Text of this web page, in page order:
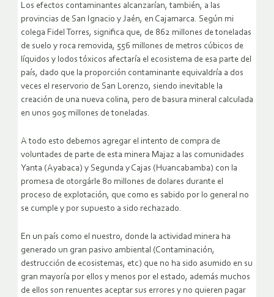
Los efectos contaminantes alcanzarían, también, a las
provincias de San Ignacio y Jaén, en Cajamarca. Según mi
colega Fidel Torres, significa que, de 862 millones de toneladas
de suelo y roca removida, 556 millones de metros cúbicos de
líquidos y lodos tóxicos afectaría el ecosistema de esa parte del
país, dado que la proporción contaminante equivaldría a dos
veces el reservorio de San Lorenzo, siendo inevitable la
creación de una nueva colina, pero de basura mineral calculada
en unos 905 millones de toneladas.
A todo esto debemos agregar el intento de compra de
voluntades de parte de esta minera Majaz a las comunidades
Yanta (Ayabaca) y Segunda y Cajas (Huancabamba) con la
promesa de otorgárle 80 millones de dolares durante el
proceso de explotación, que como es sabido por lo general no
se cumple y por supuesto a sido rechazado.
En un país como el nuestro, donde la actividad minera ha
generado un gran pasivo ambiental (Contaminación,
destrucción de ecosistemas, etc) que no ha sido asumido en su
gran mayoría por ellos y menos por el estado, además muchos
de ellos son renuentes aceptar sus errores y no quieren pagar